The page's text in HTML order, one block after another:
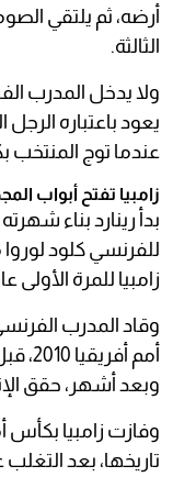
أرضه، ثم يلتقي
الثالثة.
ولا يدخل المدرب
عندما توج المنتخب
زامبيا تفتح أبواب
بدأ رينارد بناء
للفرنسي كلود
زامبيا للمرة الأولى عام
وقاد المدرب
وبعد أشهر، حقق
تاريخها، بعد